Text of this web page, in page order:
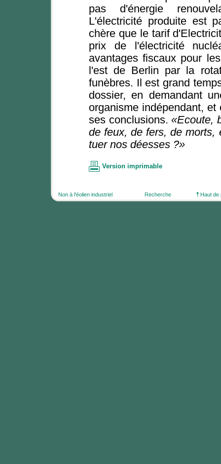
pas d'énergie
L'électricité produite est
chère que le tarif
prix de l'électricité
avantages fiscaux pour
l'est de Berlin par la
funèbres. Il est grand
dossier, en demandant
organisme indépendant,
ses conclusions. Ecoute,
de feux, de fers, de morts,
tuer nos déesses ?
Version imprimable
Non à l'éolien industriel Haut de
Recherche